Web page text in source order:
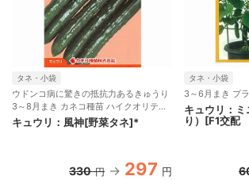
タネ・小袋
ウドンコ病に驚きの抵抗力あるきゅうり
3～8月まき カネコ種苗 ハイクオリティ
シリーズ
キュウリ：風神[野菜タネ]*
330 円 297 円
タネ・小袋
3～6月まき プ
キュウリ：
り）[F1交配